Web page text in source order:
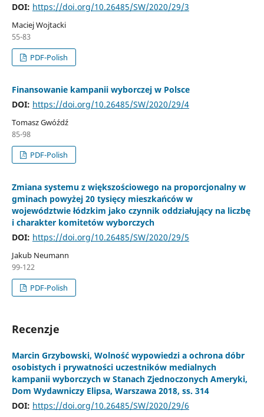
DOI: https://doi.org/10.26485/SW/2020/29/3
Maciej Wojtacki
55-83
PDF-Polish
Finansowanie kampanii wyborczej w Polsce
DOI: https://doi.org/10.26485/SW/2020/29/4
Tomasz Gwóźdź
85-98
PDF-Polish
Zmiana systemu z większościowego na proporcjonalny w
gminach powyżej 20 tysięcy mieszkańców w
województwie łódzkim jako czynnik oddziałujący na liczbę
i charakter komitetów wyborczych
DOI: https://doi.org/10.26485/SW/2020/29/5
Jakub Neumann
99-122
PDF-Polish
Recenzje
Marcin Grzybowski, Wolność wypowiedzi a ochrona dóbr
osobistych i prywatności uczestników medialnych
kampanii wyborczych w Stanach Zjednoczonych Ameryki,
Dom Wydawniczy Elipsa, Warszawa 2018, ss. 314
DOI: https://doi.org/10.26485/SW/2020/29/6